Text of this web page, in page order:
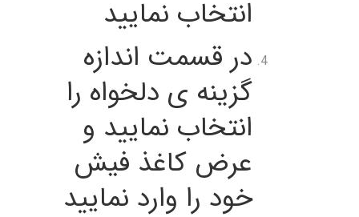
انتخاب نمایید
در قسمت اندازه
گزینه ی دلخواه را
انتخاب نمایید و
عرض کاغذ فیش
خود را وارد نمایید